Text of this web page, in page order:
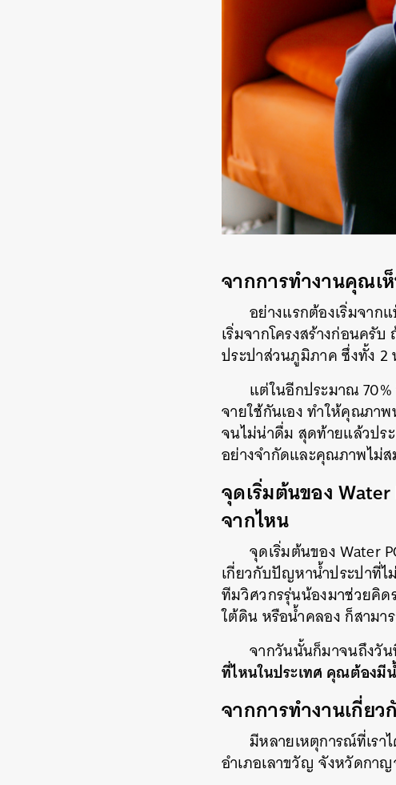
จากการทำงานคุณเ
อย่างแรกต้องเริ่มจาก
เริ่มจากโครงสร้างก่อนครั
ประปาส่วนภูมิภาค ซึ่งทั้ง 2
แต่ในอีกประมาณ
จายใช้กันเอง ทำให้คุณภา
จนไม่น่าดื่ม สุดท้ายแล้วปร
อย่างจำกัดและคุณภาพไม่ส
จุดเริ่มต้นของ
จากไหน
จุดเริ่มต้นของ Water
เกี่ยวกับปัญหาน้ำประปาที่ไ
ทีมวิศวกรรุ่นน้องมาช่วยคิด
ใต้ดิน หรือน้ำคลอง ก็สามา
จากวันนั้นก็มาจนถึงวั
ที่ไหนในประเทศ คุณต้องมี
จากการทำงานเกี่ย
มีหลายเหตุการณ์ที่เร
อำเภอเลาขวัญ จังหวัดกา